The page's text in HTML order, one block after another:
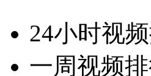
24小时视
一周视频